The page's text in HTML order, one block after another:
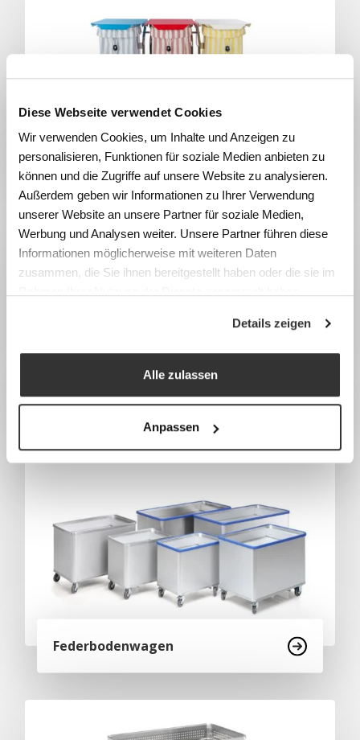
Diese Webseite verwendet Cookies
Wir verwenden Cookies, um Inhalte und Anzeigen zu
personalisieren, Funktionen für soziale Medien anbieten zu
können und die Zugriffe auf unsere Website zu analysieren.
Außerdem geben wir Informationen zu Ihrer Verwendung
unserer Website an unsere Partner für soziale Medien,
Werbung und Analysen weiter. Unsere Partner führen diese
Informationen möglicherweise mit weiteren Daten
zusammen, die Sie ihnen bereitgestellt haben oder die sie im
Details zeigen
Alle zulassen
Anpassen
Sammlerwagen
Kisten, Untersetzwagen und
Federbodenwagen